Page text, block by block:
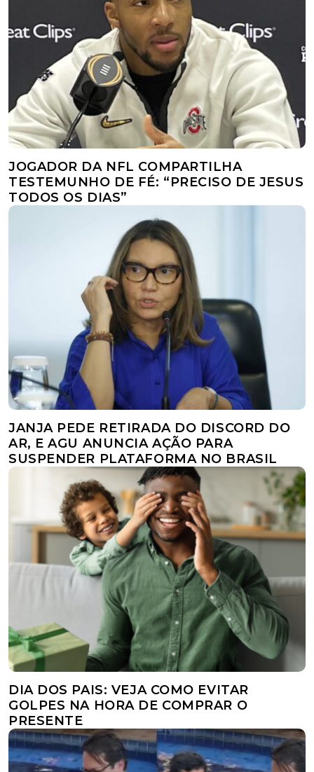
JOGADOR DA NFL COMPARTILHA
TESTEMUNHO DE FÉ: “PRECISO DE JESUS
TODOS OS DIAS”
JANJA PEDE RETIRADA DO DISCORD DO
AR, E AGU ANUNCIA AÇÃO PARA
SUSPENDER PLATAFORMA NO BRASIL
DIA DOS PAIS: VEJA COMO EVITAR
GOLPES NA HORA DE COMPRAR O
PRESENTE